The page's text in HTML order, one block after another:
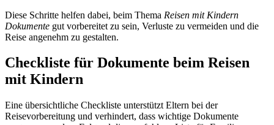
Diese Schritte helfen dabei, beim Thema Reisen mit Kindern
Dokumente gut vorbereitet zu sein, Verluste zu vermeiden und die
Reise angenehm zu gestalten.
Checkliste für Dokumente beim Reisen
mit Kindern
Eine übersichtliche Checkliste unterstützt Eltern bei der
Reisevorbereitung und verhindert, dass wichtige Dokumente